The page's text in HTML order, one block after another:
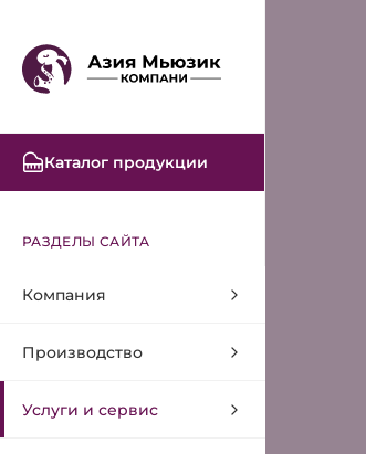
Каталог продукции
РАЗДЕЛЫ САЙТА
Компания
Производство
Услуги и сервис